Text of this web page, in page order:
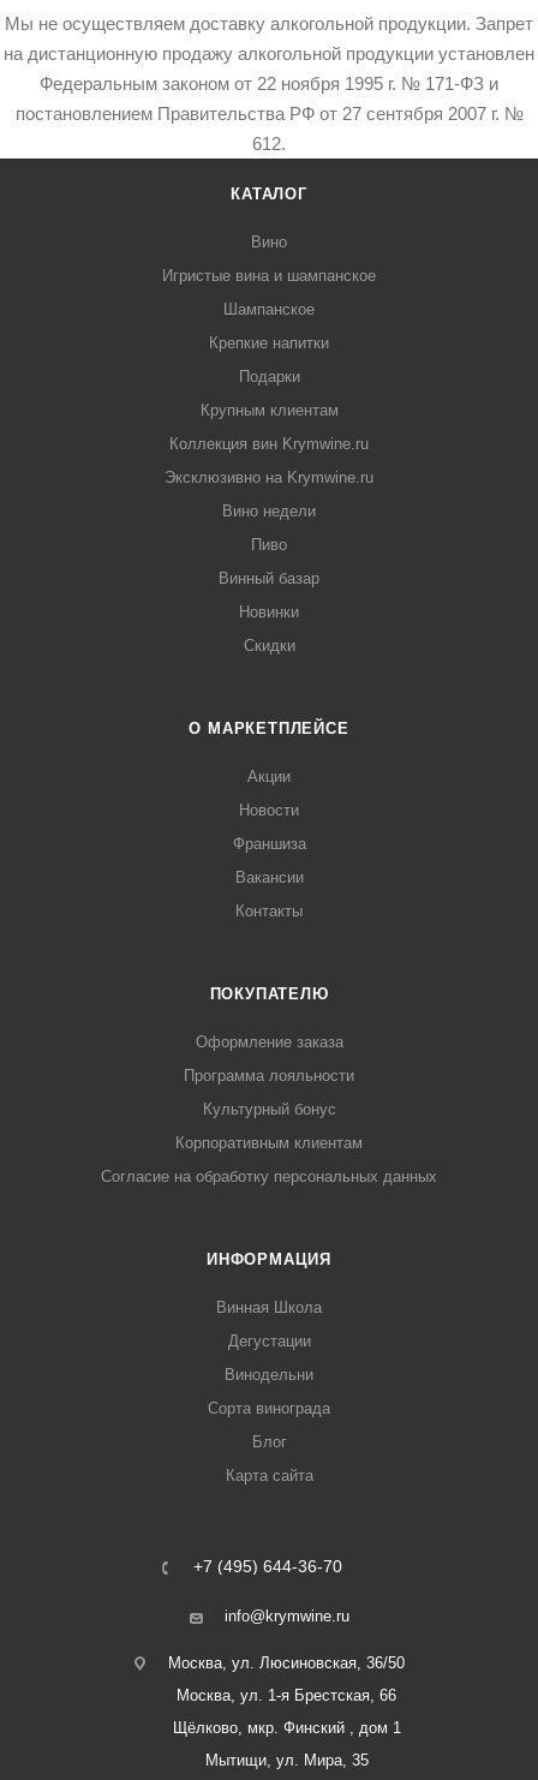
Мы не осуществляем доставку алкогольной продукции. Запрет
на дистанционную продажу алкогольной продукции установлен
Федеральным законом от 22 ноября 1995 г. № 171-ФЗ и
постановлением Правительства РФ от 27 сентября 2007 г. №
612.
КАТАЛОГ
Вино
Игристые вина и шампанское
Шампанское
Крепкие напитки
Подарки
Крупным клиентам
Коллекция вин Krymwine.ru
Эксклюзивно на Krymwine.ru
Вино недели
Пиво
Винный базар
Новинки
Скидки
О МАРКЕТПЛЕЙСЕ
Акции
Новости
Франшиза
Вакансии
Контакты
ПОКУПАТЕЛЮ
Оформление заказа
Программа лояльности
Культурный бонус
Корпоративным клиентам
Согласие на обработку персональных данных
ИНФОРМАЦИЯ
Винная Школа
Дегустации
Винодельни
Сорта винограда
Блог
Карта сайта
+7 (495) 644-36-70
info@krymwine.ru
Москва, ул. Люсиновская, 36/50
Москва, ул. 1-я Брестская, 66
Щёлково, мкр. Финский , дом 1
Мытищи, ул. Мира, 35